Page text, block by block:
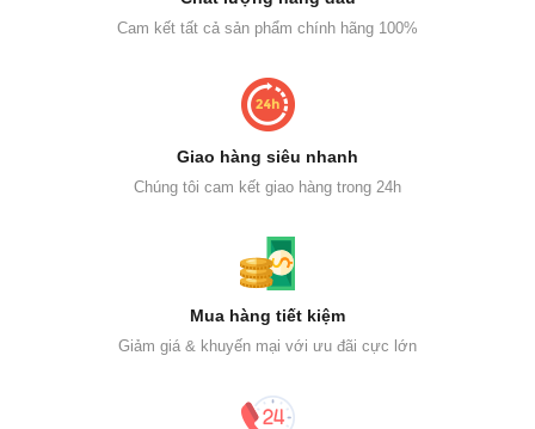
Cam kết tất cả sản phẩm chính hãng 100%
Giao hàng siêu nhanh
Chúng tôi cam kết giao hàng trong 24h
Mua hàng tiết kiệm
Giảm giá & khuyến mại với ưu đãi cực lớn